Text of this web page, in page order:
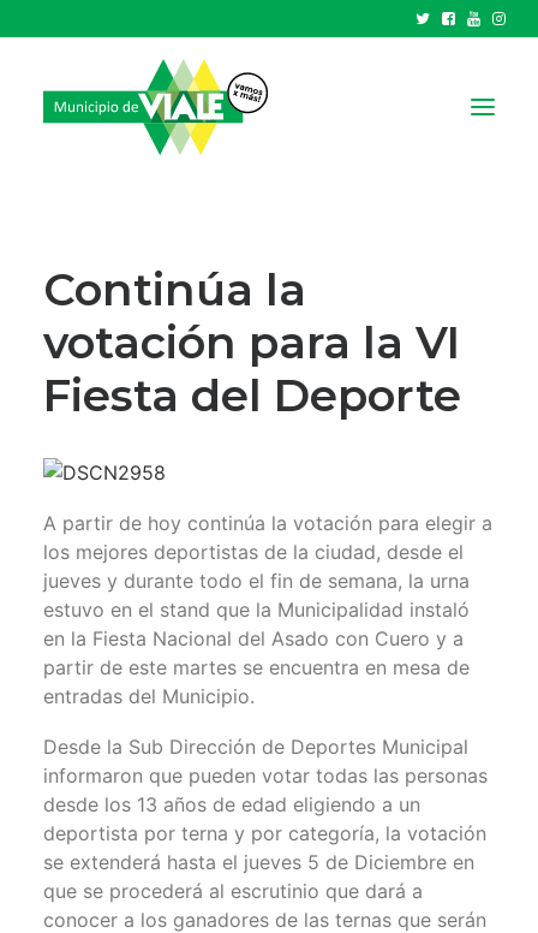
HCD
TRÁMITES Y SERVICIOS
CIUDAD
Continúa la
votación para la VI
Fiesta del Deporte
A partir de hoy continúa la votación para elegir a
los mejores deportistas de la ciudad, desde el
jueves y durante todo el fin de semana, la urna
estuvo en el stand que la Municipalidad instaló
en la Fiesta Nacional del Asado con Cuero y a
partir de este martes se encuentra en mesa de
entradas del Municipio.
Desde la Sub Dirección de Deportes Municipal
informaron que pueden votar todas las personas
desde los 13 años de edad eligiendo a un
deportista por terna y por categoría, la votación
se extenderá hasta el jueves 5 de Diciembre en
que se procederá al escrutinio que dará a
conocer a los ganadores de las ternas que serán